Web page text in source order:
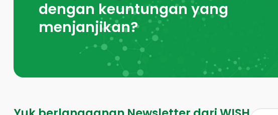
dengan keuntungan yang
menjanjikan?